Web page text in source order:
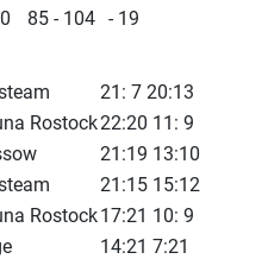
85 - 104 - 19
21: 7 20:13
Rostock22:20 11: 9
21:19 13:10
21:15 15:12
Rostock17:21 10: 9
14:21 7:21